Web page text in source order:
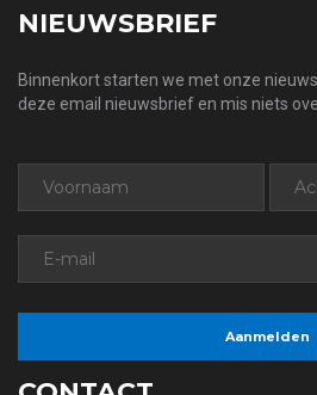
NIEUWSBRIEF
Binnenkort starten we met onze
deze email nieuwsbrief en mis niets